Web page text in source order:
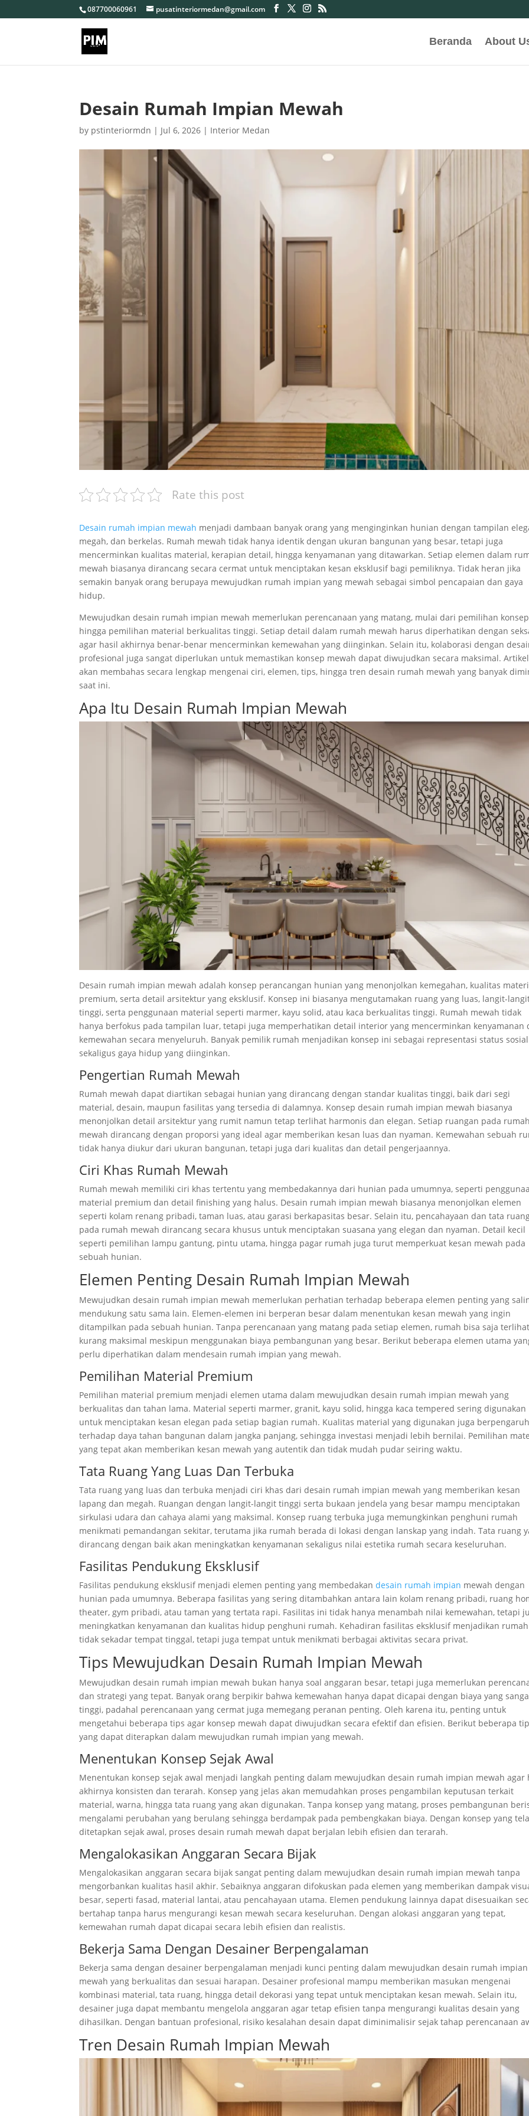
087700060961 pusatinteriormedan@gmail.com
Beranda About
Desain Rumah Impian Mewah
by pstinteriormdn | Jul 6, 2026 | Interior Medan
Rate this post
Desain rumah impian mewah menjadi dambaan banyak orang yang menginginkan hunian dengan tampilan
megah, dan berkelas. Rumah mewah tidak hanya identik dengan ukuran bangunan yang besar, tetapi juga
mencerminkan kualitas material, kerapian detail, hingga kenyamanan yang ditawarkan. Setiap elemen dalam
mewah biasanya dirancang secara cermat untuk menciptakan kesan eksklusif bagi pemiliknya. Tidak heran jika
semakin banyak orang berupaya mewujudkan rumah impian yang mewah sebagai simbol pencapaian dan gaya
hidup.
Mewujudkan desain rumah impian mewah memerlukan perencanaan yang matang, mulai dari pemilihan konsep
hingga pemilihan material berkualitas tinggi. Setiap detail dalam rumah mewah harus diperhatikan dengan
agar hasil akhirnya benar-benar mencerminkan kemewahan yang diinginkan. Selain itu, kolaborasi dengan
profesional juga sangat diperlukan untuk memastikan konsep mewah dapat diwujudkan secara maksimal.
akan membahas secara lengkap mengenai ciri, elemen, tips, hingga tren desain rumah mewah yang banyak
saat ini.
Apa Itu Desain Rumah Impian Mewah
Desain rumah impian mewah adalah konsep perancangan hunian yang menonjolkan kemegahan, kualitas
premium, serta detail arsitektur yang eksklusif. Konsep ini biasanya mengutamakan ruang yang luas, langit-
tinggi, serta penggunaan material seperti marmer, kayu solid, atau kaca berkualitas tinggi. Rumah mewah tidak
hanya berfokus pada tampilan luar, tetapi juga memperhatikan detail interior yang mencerminkan kenyamanan
kemewahan secara menyeluruh. Banyak pemilik rumah menjadikan konsep ini sebagai representasi status sosial
sekaligus gaya hidup yang diinginkan.
Pengertian Rumah Mewah
Rumah mewah dapat diartikan sebagai hunian yang dirancang dengan standar kualitas tinggi, baik dari segi
material, desain, maupun fasilitas yang tersedia di dalamnya. Konsep desain rumah impian mewah biasanya
menonjolkan detail arsitektur yang rumit namun tetap terlihat harmonis dan elegan. Setiap ruangan pada rumah
mewah dirancang dengan proporsi yang ideal agar memberikan kesan luas dan nyaman. Kemewahan sebuah
tidak hanya diukur dari ukuran bangunan, tetapi juga dari kualitas dan detail pengerjaannya.
Ciri Khas Rumah Mewah
Rumah mewah memiliki ciri khas tertentu yang membedakannya dari hunian pada umumnya, seperti
material premium dan detail finishing yang halus. Desain rumah impian mewah biasanya menonjolkan elemen
seperti kolam renang pribadi, taman luas, atau garasi berkapasitas besar. Selain itu, pencahayaan dan tata
pada rumah mewah dirancang secara khusus untuk menciptakan suasana yang elegan dan nyaman. Detail kecil
seperti pemilihan lampu gantung, pintu utama, hingga pagar rumah juga turut memperkuat kesan mewah pada
sebuah hunian.
Elemen Penting Desain Rumah Impian Mewah
Mewujudkan desain rumah impian mewah memerlukan perhatian terhadap beberapa elemen penting yang
mendukung satu sama lain. Elemen-elemen ini berperan besar dalam menentukan kesan mewah yang ingin
ditampilkan pada sebuah hunian. Tanpa perencanaan yang matang pada setiap elemen, rumah bisa saja terlihat
kurang maksimal meskipun menggunakan biaya pembangunan yang besar. Berikut beberapa elemen utama
perlu diperhatikan dalam mendesain rumah impian yang mewah.
Pemilihan Material Premium
Pemilihan material premium menjadi elemen utama dalam mewujudkan desain rumah impian mewah yang
berkualitas dan tahan lama. Material seperti marmer, granit, kayu solid, hingga kaca tempered sering digunakan
untuk menciptakan kesan elegan pada setiap bagian rumah. Kualitas material yang digunakan juga berpengaruh
terhadap daya tahan bangunan dalam jangka panjang, sehingga investasi menjadi lebih bernilai. Pemilihan
yang tepat akan memberikan kesan mewah yang autentik dan tidak mudah pudar seiring waktu.
Tata Ruang Yang Luas Dan Terbuka
Tata ruang yang luas dan terbuka menjadi ciri khas dari desain rumah impian mewah yang memberikan kesan
lapang dan megah. Ruangan dengan langit-langit tinggi serta bukaan jendela yang besar mampu menciptakan
sirkulasi udara dan cahaya alami yang maksimal. Konsep ruang terbuka juga memungkinkan penghuni rumah
menikmati pemandangan sekitar, terutama jika rumah berada di lokasi dengan lanskap yang indah. Tata ruang
dirancang dengan baik akan meningkatkan kenyamanan sekaligus nilai estetika rumah secara keseluruhan.
Fasilitas Pendukung Eksklusif
Fasilitas pendukung eksklusif menjadi elemen penting yang membedakan desain rumah impian mewah dengan
hunian pada umumnya. Beberapa fasilitas yang sering ditambahkan antara lain kolam renang pribadi, ruang
theater, gym pribadi, atau taman yang tertata rapi. Fasilitas ini tidak hanya menambah nilai kemewahan, tetapi
meningkatkan kenyamanan dan kualitas hidup penghuni rumah. Kehadiran fasilitas eksklusif menjadikan rumah
tidak sekadar tempat tinggal, tetapi juga tempat untuk menikmati berbagai aktivitas secara privat.
Tips Mewujudkan Desain Rumah Impian Mewah
Mewujudkan desain rumah impian mewah bukan hanya soal anggaran besar, tetapi juga memerlukan
dan strategi yang tepat. Banyak orang berpikir bahwa kemewahan hanya dapat dicapai dengan biaya yang
tinggi, padahal perencanaan yang cermat juga memegang peranan penting. Oleh karena itu, penting untuk
mengetahui beberapa tips agar konsep mewah dapat diwujudkan secara efektif dan efisien. Berikut beberapa
yang dapat diterapkan dalam mewujudkan rumah impian yang mewah.
Menentukan Konsep Sejak Awal
Menentukan konsep sejak awal menjadi langkah penting dalam mewujudkan desain rumah impian mewah agar
akhirnya konsisten dan terarah. Konsep yang jelas akan memudahkan proses pengambilan keputusan terkait
material, warna, hingga tata ruang yang akan digunakan. Tanpa konsep yang matang, proses pembangunan
mengalami perubahan yang berulang sehingga berdampak pada pembengkakan biaya. Dengan konsep yang
ditetapkan sejak awal, proses desain rumah mewah dapat berjalan lebih efisien dan terarah.
Mengalokasikan Anggaran Secara Bijak
Mengalokasikan anggaran secara bijak sangat penting dalam mewujudkan desain rumah impian mewah tanpa
mengorbankan kualitas hasil akhir. Sebaiknya anggaran difokuskan pada elemen yang memberikan dampak
besar, seperti fasad, material lantai, atau pencahayaan utama. Elemen pendukung lainnya dapat disesuaikan
bertahap tanpa harus mengurangi kesan mewah secara keseluruhan. Dengan alokasi anggaran yang tepat,
kemewahan rumah dapat dicapai secara lebih efisien dan realistis.
Bekerja Sama Dengan Desainer Berpengalaman
Bekerja sama dengan desainer berpengalaman menjadi kunci penting dalam mewujudkan desain rumah impian
mewah yang berkualitas dan sesuai harapan. Desainer profesional mampu memberikan masukan mengenai
kombinasi material, tata ruang, hingga detail dekorasi yang tepat untuk menciptakan kesan mewah. Selain itu,
desainer juga dapat membantu mengelola anggaran agar tetap efisien tanpa mengurangi kualitas desain yang
dihasilkan. Dengan bantuan profesional, risiko kesalahan desain dapat diminimalisir sejak tahap perencanaan
Tren Desain Rumah Impian Mewah